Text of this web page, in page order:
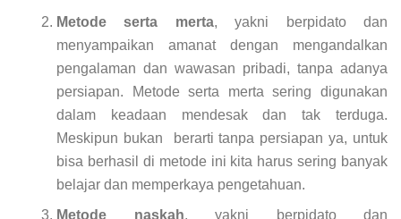
Metode serta merta, yakni berpidato dan
menyampaikan amanat dengan mengandalkan
pengalaman dan wawasan pribadi, tanpa adanya
persiapan. Metode serta merta sering digunakan
dalam keadaan mendesak dan tak terduga.
Meskipun bukan berarti tanpa persiapan ya, untuk
bisa berhasil di metode ini kita harus sering banyak
belajar dan memperkaya pengetahuan.
Metode naskah, yakni berpidato dan